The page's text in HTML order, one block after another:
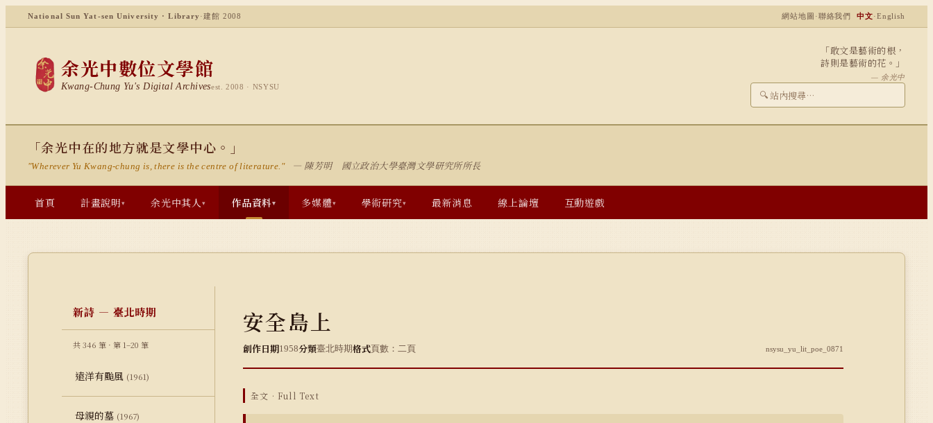
National Sun Yat-sen University · Library ·建館 2008 網站地圖 ·聯絡我們 中文·English
余光中數位文學館
Kwang-Chung Yu's Digital Archivesest. 2008 · NSYSU
「敢文是藝術的根，
詩則是藝術的花。」
— 余光中
🔍
「余光中在的地方就是文學中心。」
"Wherever Yu Kwang-chung is, there is the centre of literature." — 陳芳明 國立政治大學臺灣文學研究所所長
首頁 計畫說明▾ 余光中其人▾ 作品資料▾ 多媒體▾ 學術研究▾ 最新消息 線上論壇 互動遊戲
新詩 — 臺北時期
共 346 筆 · 第 1–20 筆
遠洋有颱風 (1961)
母親的墓 (1967)
安全島上
創作日期1958分類臺北時期格式頁數：二頁 nsysu_yu_lit_poe_0871
全文 · Full Text